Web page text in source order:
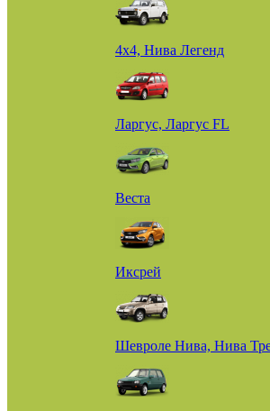
4х4, Нива Легенд
Ларгус, Ларгус FL
Веста
Иксрей
Шевроле Нива, Нива